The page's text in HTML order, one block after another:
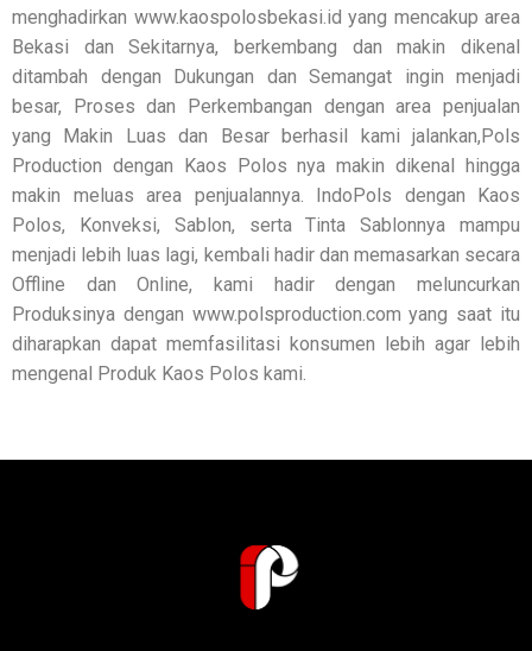
menghadirkan www.kaospolosbekasi.id yang mencakup area
Bekasi dan Sekitarnya, berkembang dan makin dikenal
ditambah dengan Dukungan dan Semangat ingin menjadi
besar, Proses dan Perkembangan dengan area penjualan
yang Makin Luas dan Besar berhasil kami jalankan,Pols
Production dengan Kaos Polos nya makin dikenal hingga
makin meluas area penjualannya. IndoPols dengan Kaos
Polos, Konveksi, Sablon, serta Tinta Sablonnya mampu
menjadi lebih luas lagi, kembali hadir dan memasarkan secara
Offline dan Online, kami hadir dengan meluncurkan
Produksinya dengan www.polsproduction.com yang saat itu
diharapkan dapat memfasilitasi konsumen lebih agar lebih
mengenal Produk Kaos Polos kami.